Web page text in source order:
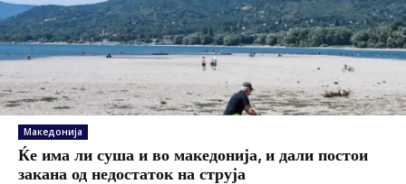
Македонија
Ќе има ли суша и во македонија, и дали постои
закана од недостаток на струја